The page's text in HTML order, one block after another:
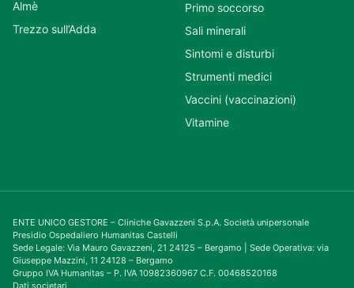
Almè
Trezzo sull’Adda
Primo soccorso
Sali minerali
Sintomi e disturbi
Strumenti medici
Vaccini (vaccinazioni)
Vitamine
ENTE UNICO GESTORE – Cliniche Gavazzeni S.p.A. Società unipersonale
Presidio Ospedaliero Humanitas Castelli
Sede Legale: Via Mauro Gavazzeni, 21 24125 – Bergamo | Sede Operativa: via
Giuseppe Mazzini, 11 24128 – Bergamo
Gruppo IVA Humanitas – P. IVA 10982360967 C.F. 00468520168
Dati societari